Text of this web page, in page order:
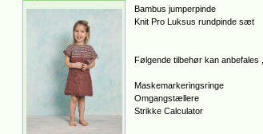
Bambus jumperpinde
Knit Pro Luksus rundpinde sæt
Følgende tilbehør kan anbefales
Maskemarkeringsringe
Omgangstællere
Strikke Calculator